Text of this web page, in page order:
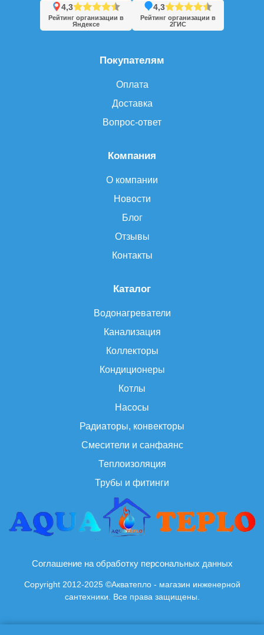
Каталог
Водонагреватели
Канализация
Коллекторы
Кондиционеры
Котлы
Насосы
Радиаторы, конвекторы
Смесители и санфаянс
Теплоизоляция
Трубы и фитинги
Компания
О компании
Новости
Блог
Отзывы
Контакты
Покупателям
Оплата
Доставка
Вопрос-ответ
4,3
Рейтинг организации в
Яндексе
4,3
Рейтинг организации в
2ГИС
Соглашение на обработку персональных данных
Copyright 2012-2025 ©Акватепло - магазин инженерной
сантехники. Все права защищены.